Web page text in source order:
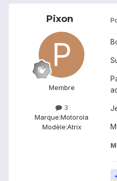
Pixon
Membre
3
Marque:Motorola
Modèle:Atrix